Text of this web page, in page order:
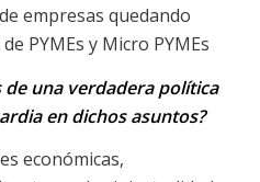
empresas quedando
PYMEs y Micro PYMEs
de una verdadera política
en dichos asuntos?
económicas,